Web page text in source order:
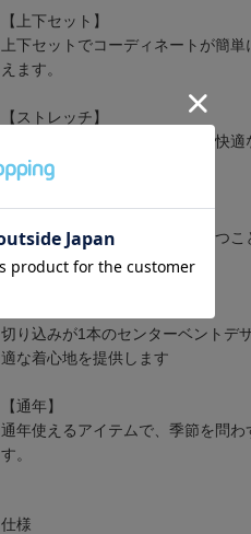
【上下セット】
上下セットでコーディネートが簡
えます。
【ストレッチ】
ストレッチ素材で動きやすく、快
で着用できます。
【洗濯可】
洗濯可能で、いつでも清潔に保つ
アイテムです。
切り込みが1本のセンターベントデ
適な着心地を提供します
【通年】
通年使えるアイテムで、季節を問
す。
仕様